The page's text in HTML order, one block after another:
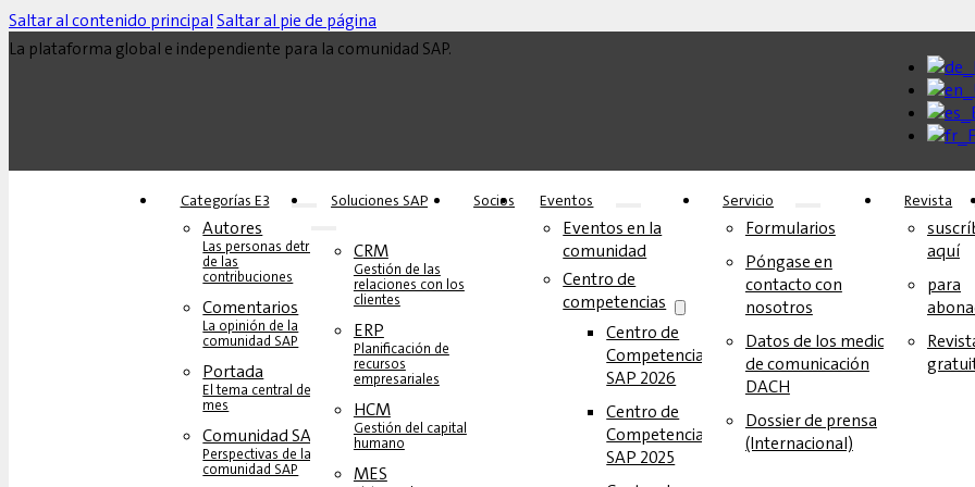
Saltar al contenido principalSaltar al pie de página
La plataforma global e independiente para la comunidad SAP.
Categorías E3
Autores
Las personas detrás
de las
contribuciones
Comentarios
La opinión de la
comunidad SAP
Portada
El tema central del
mes
Comunidad SAP
Perspectivas de la
comunidad SAP
Soluciones‎‎ SAP
CRM
Gestión de las
relaciones con los
clientes
ERP
Planificación de
recursos
empresariales
HCM
Gestión del capital
humano
MES
Socios Eventos
Eventos en la
comunidad
Centro de
competencias
Centro de
Competencia
SAP 2026
Centro de
Competencia
SAP 2025
Servicio
Formularios
Póngase en
contacto con
nosotros
Datos de los medios
de comunicación
DACH
Dossier de prensa
(Internacional)
Revista
aquí
para